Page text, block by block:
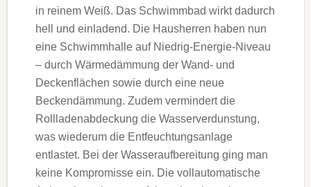
in reinem Weiß. Das Schwimmbad wirkt dadurch
hell und einladend. Die Hausherren haben nun
eine Schwimmhalle auf Niedrig-Energie-Niveau
– durch Wärmedämmung der Wand- und
Deckenflächen sowie durch eine neue
Beckendämmung. Zudem vermindert die
Rollladenabdeckung die Wasserverdunstung,
was wiederum die Entfeuch­tungsanlage
entlastet. Bei der Wasseraufbereitung ging man
keine Kompromisse ein. Die vollautomatische